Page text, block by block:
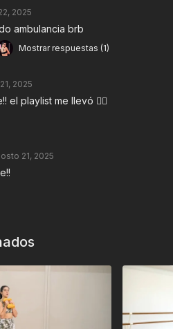
2025
ambulancia brb
Mostrar respuestas (1)
2025
el playlist me llevó ❤️‍🔥
21, 2025